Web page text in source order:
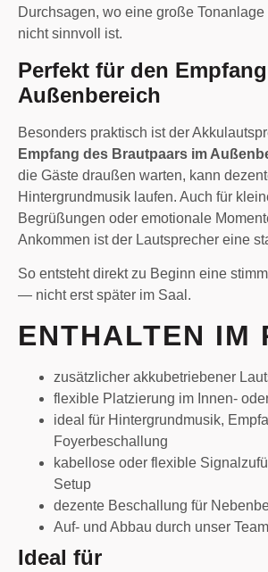
Durchsagen, wo eine große
nicht sinnvoll ist.
Perfekt für den
Außenbereich
Besonders praktisch ist der
Empfang des Brautpaars im
die Gäste draußen warten, kann
Hintergrundmusik laufen. Auch für
Begrüßungen oder emotionale
Ankommen ist der Lautsprecher eine
So entsteht direkt zu Beginn eine
— nicht erst später im Saal.
ENTHALTEN IM
zusätzlicher akkubetriebener
flexible Platzierung im Innen-
ideal für Hintergrundmusik,
Foyerbeschallung
kabellose oder flexible
Setup
dezente Beschallung für
Auf- und Abbau durch unser Team
Ideal für